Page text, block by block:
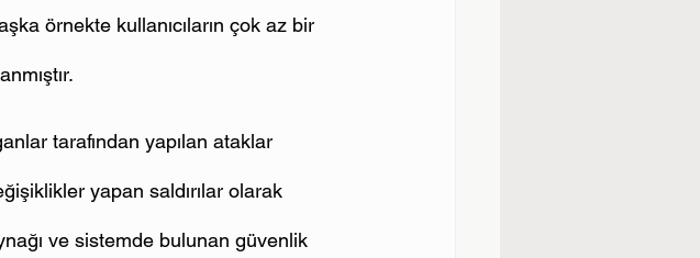
örnekte kullanıcıların çok az bir
tarafından yapılan ataklar
yapan saldırılar olarak
ve sistemde bulunan güvenlik